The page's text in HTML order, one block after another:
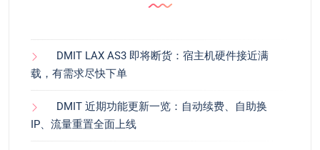
DMIT LAX AS3 即将断货：宿主机硬件接近满
载，有需求尽快下单
DMIT 近期功能更新一览：自动续费、自助换
IP、流量重置全面上线